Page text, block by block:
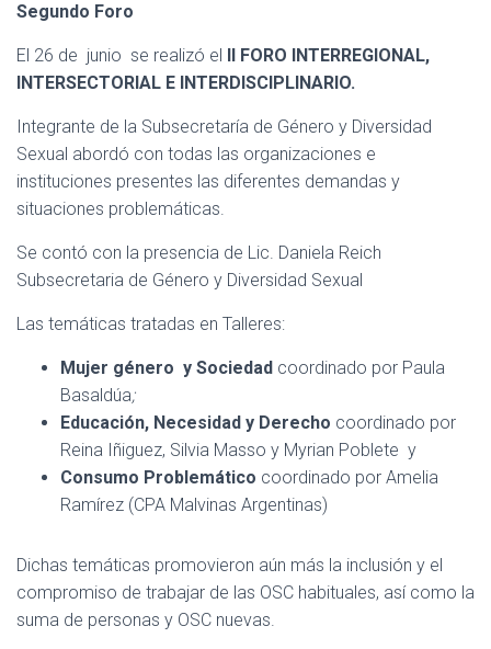
Segundo Foro
El 26 de junio se realizó el II FORO INTERREGIONAL,
INTERSECTORIAL E INTERDISCIPLINARIO.
Integrante de la Subsecretaría de Género y Diversidad
Sexual abordó con todas las organizaciones e
instituciones presentes las diferentes demandas y
situaciones problemáticas.
Se contó con la presencia de Lic. Daniela Reich
Subsecretaria de Género y Diversidad Sexual
Las temáticas tratadas en Talleres:
Mujer género y Sociedad coordinado por Paula
Basaldúa;
Educación, Necesidad y Derecho coordinado por
Reina Iñiguez, Silvia Masso y Myrian Poblete y
Consumo Problemático coordinado por Amelia
Ramírez (CPA Malvinas Argentinas)
Dichas temáticas promovieron aún más la inclusión y el
compromiso de trabajar de las OSC habituales, así como la
suma de personas y OSC nuevas.